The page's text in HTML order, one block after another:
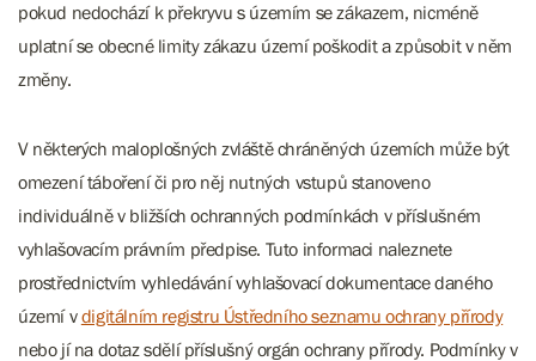
pokud nedochází k překryvu s územím se zákazem, nicméně
uplatní se obecné limity zákazu území poškodit a způsobit v něm
změny.
V některých maloplošných zvláště chráněných územích může být
omezení táboření či pro něj nutných vstupů stanoveno
individuálně v bližších ochranných podmínkách v příslušném
vyhlašovacím právním předpise. Tuto informaci naleznete
prostřednictvím vyhledávání vyhlašovací dokumentace daného
území vdigitálním registru Ústředního seznamu ochrany přírody
nebo jí na dotaz sdělí příslušný orgán ochrany přírody. Podmínky v